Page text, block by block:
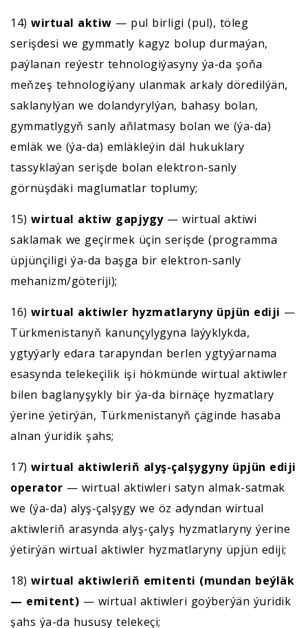
14) wirtual aktiw — pul birligi (pul), töleg
serişdesi we gymmatly kagyz bolup durmaýan,
paýlanan reýestr tehnologiýasyny ýa-da şoňa
meňzeş tehnologiýany ulanmak arkaly döredilýän,
saklanylýan we dolandyrylýan, bahasy bolan,
gymmatlygyň sanly aňlatmasy bolan we (ýa-da)
emläk we (ýa-da) emläkleýin däl hukuklary
tassyklaýan serişde bolan elektron-sanly
görnüşdäki maglumatlar toplumy;
15) wirtual aktiw gapjygy— wirtual aktiwi
saklamak we geçirmek üçin serişde (programma
üpjünçiligi ýa-da başga bir elektron-sanly
mehanizm/göteriji);
16) wirtual aktiwler hyzmatlaryny üpjün ediji —
Türkmenistanyň kanunçylygyna laýyklykda,
ygtyýarly edara tarapyndan berlen ygtyýarnama
esasynda telekeçilik işi hökmünde wirtual aktiwler
bilen baglanyşykly bir ýa-da birnäçe hyzmatlary
ýerine ýetirýän, Türkmenistanyň çäginde hasaba
alnan ýuridik şahs;
17) wirtual aktiwleriň alyş-çalşygyny üpjün ediji
operator — wirtual aktiwleri satyn almak-satmak
we (ýa-da) alyş-çalşygy we öz adyndan wirtual
aktiwleriň arasynda alyş-çalyş hyzmatlaryny ýerine
ýetirýän wirtual aktiwler hyzmatlaryny üpjün ediji;
18) wirtual aktiwleriň emitenti (mundan beýläk
— emitent) — wirtual aktiwleri goýberýän ýuridik
şahs ýa-da hususy telekeçi;